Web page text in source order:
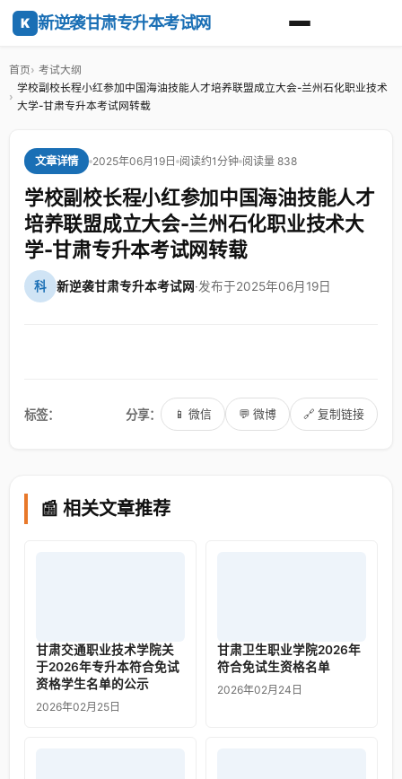
K 新逆袭甘肃专升本考试网
首页
考试大纲
学校副校长程小红参加中国海油技能人才培养联盟成立大会-兰州石化职业技术
大学-甘肃专升本考试网转载
文章详情 2025年06月19日 阅读约1分钟 阅读量 838
学校副校长程小红参加中国海油技能人才
培养联盟成立大会-兰州石化职业技术大
学-甘肃专升本考试网转载
科 新逆袭甘肃专升本考试网·发布于2025年06月19日
标签： 分享： 📱 微信 💬 微博 🔗 复制链接
📰 相关文章推荐
甘肃交通职业技术学院关
于2026年专升本符合免试
资格学生名单的公示
2026年02月25日
甘肃卫生职业学院2026年
符合免试生资格名单
2026年02月24日